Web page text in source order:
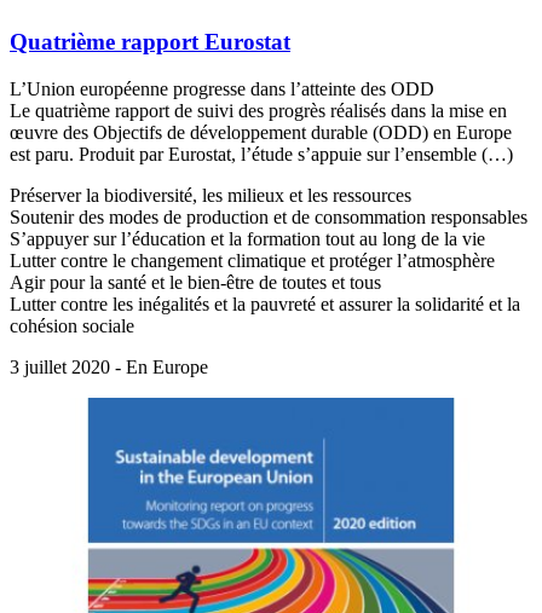
Quatrième rapport Eurostat
L’Union européenne progresse dans l’atteinte des ODD
Le quatrième rapport de suivi des progrès réalisés dans la mise en
œuvre des Objectifs de développement durable (ODD) en Europe
est paru. Produit par Eurostat, l’étude s’appuie sur l’ensemble (…)
Préserver la biodiversité, les milieux et les ressources
Soutenir des modes de production et de consommation responsables
S’appuyer sur l’éducation et la formation tout au long de la vie
Lutter contre le changement climatique et protéger l’atmosphère
Agir pour la santé et le bien-être de toutes et tous
Lutter contre les inégalités et la pauvreté et assurer la solidarité et la
cohésion sociale
3 juillet 2020 - En Europe